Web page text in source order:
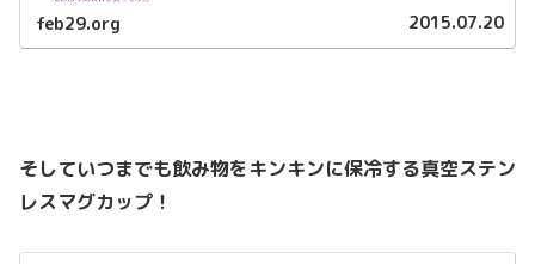
feb29.org 2015.07.20
そしていつまでも飲み物をキンキンに保冷する真空ステン
レスマグカップ！